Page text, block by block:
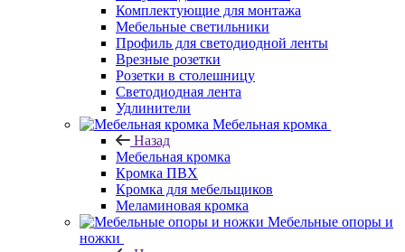
Комплектующие для монтажа
Мебельные светильники
Профиль для светодиодной ленты
Врезные розетки
Розетки в столешницу
Светодиодная лента
Удлинители
Мебельная кромка
Назад
Мебельная кромка
Кромка ПВХ
Кромка для мебельщиков
Меламиновая кромка
Мебельные опоры и
ножки